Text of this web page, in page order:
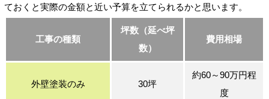
ておくと実際の金額と近い予算を立てられるかと思います。
工事の種類
坪数（延べ坪
数）
費用相場
外壁塗装のみ 30坪
約60～90万円程
度